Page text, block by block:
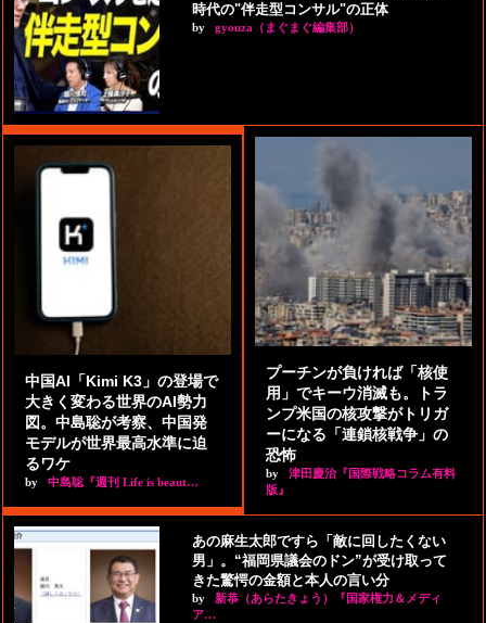
時代の"伴走型コンサル"の正体
by gyouza（まぐまぐ編集部）
中国AI「Kimi K3」の登場で
大きく変わる世界のAI勢力
図。中島聡が考察、中国発
モデルが世界最高水準に迫
るワケ
by 中島聡『週刊 Life is beaut…
プーチンが負ければ「核使
用」でキーウ消滅も。トラ
ンプ米国の核攻撃がトリガ
ーになる「連鎖核戦争」の
恐怖
by
津田慶治『国際戦略コラム有料
版』
あの麻生太郎ですら「敵に回したくない
男」。“福岡県議会のドン”が受け取って
きた驚愕の金額と本人の言い分
by
新恭（あらたきょう）『国家権力＆メディ
ア…